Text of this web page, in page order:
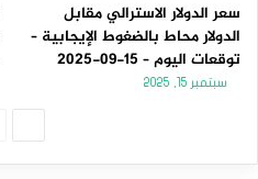
سعر الدولار الاسترالي مقابل
الدولار محاط بالضغوط الإيجابية –
توقعات اليوم – 15-09-2025
سبتمبر 15, 2025